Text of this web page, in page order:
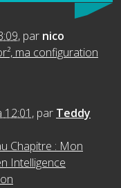
, par nico
ma configuration
, par Teddy
Chapitre : Mon
Intelligence